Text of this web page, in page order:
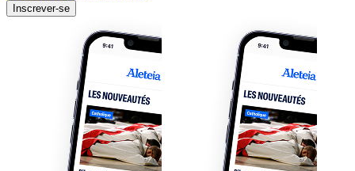
Inscrever-se